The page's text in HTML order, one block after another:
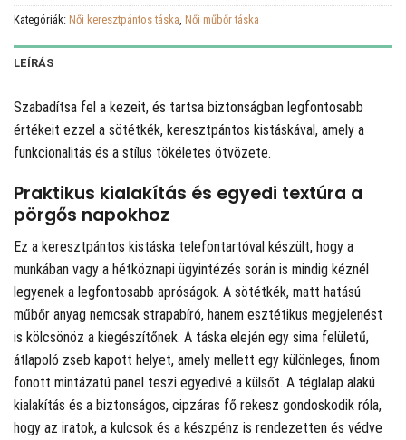
Kategóriák: Női keresztpántos táska, Női műbőr táska
LEÍRÁS
Szabadítsa fel a kezeit, és tartsa biztonságban legfontosabb
értékeit ezzel a sötétkék, keresztpántos kistáskával, amely a
funkcionalitás és a stílus tökéletes ötvözete.
Praktikus kialakítás és egyedi textúra a
pörgős napokhoz
Ez a keresztpántos kistáska telefontartóval készült, hogy a
munkában vagy a hétköznapi ügyintézés során is mindig kéznél
legyenek a legfontosabb apróságok. A sötétkék, matt hatású
műbőr anyag nemcsak strapabíró, hanem esztétikus megjelenést
is kölcsönöz a kiegészítőnek. A táska elején egy sima felületű,
átlapoló zseb kapott helyet, amely mellett egy különleges, finom
fonott mintázatú panel teszi egyedivé a külsőt. A téglalap alakú
kialakítás és a biztonságos, cipzáras fő rekesz gondoskodik róla,
hogy az iratok, a kulcsok és a készpénz is rendezetten és védve